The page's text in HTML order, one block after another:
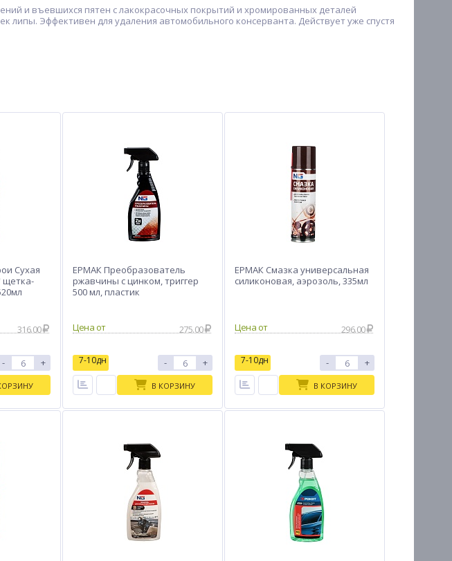
и въевшихся пятен с лакокрасочных покрытий и хромированных деталей
липы. Эффективен для удаления автомобильного консерванта. Действует уже спустя
Сухая
щетка-
316.00
- +
ЕРМАК Преобразователь
ржавчины с цинком, триггер
500 мл, пластик
Цена от 275.00
7-10дн - +
В КОРЗИНУ
ЕРМАК Смазка универсальная
силиконовая, аэрозоль, 335мл
Цена от 296.00
7-10дн - +
В КОРЗИНУ